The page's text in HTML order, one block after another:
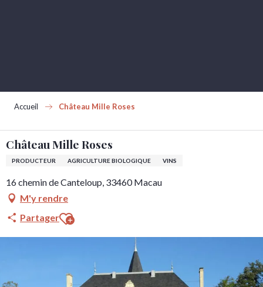
Accueil Château Mille Roses
Château Mille Roses
PRODUCTEUR AGRICULTURE BIOLOGIQUE VINS
16 chemin de Canteloup, 33460 Macau
M'y rendre
PartagerAjouter aux favoris